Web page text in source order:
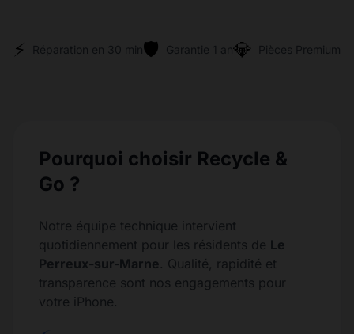
⚡ Réparation en 30 min🛡️ Garantie 1 an💎 Pièces Premium
Pourquoi choisir Recycle &
Go ?
Notre équipe technique intervient
quotidiennement pour les résidents de Le
Perreux-sur-Marne. Qualité, rapidité et
transparence sont nos engagements pour
votre iPhone.